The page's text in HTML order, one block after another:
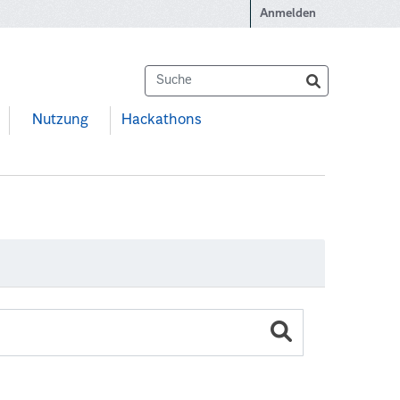
Anmelden
Nutzung Hackathons